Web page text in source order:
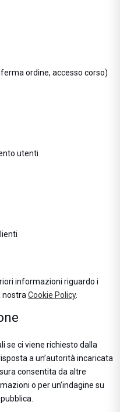
ordine, accesso corso)
utenti
informazioni riguardo i
nostra Cookie Policy.
se ci viene richiesto dalla
a un’autorità incaricata
consentita da altre
o per un’indagine su